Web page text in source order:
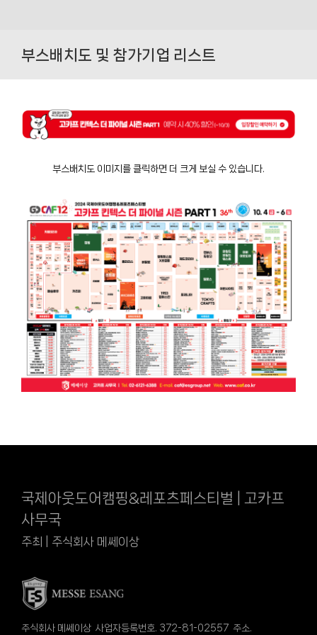
content부스배치도 및 참가기업 리스트
부스배치도 이미지를 클릭하면 더 크게 보실 수 있습니다.
국제아웃도어캠핑&레포츠페스티벌 | 고카프
사무국
주최 | 주식회사 메쎄이상
주식회사 메쎄이상 사업자등록번호. 372-81-02557 주소.